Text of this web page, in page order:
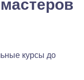
курсы до